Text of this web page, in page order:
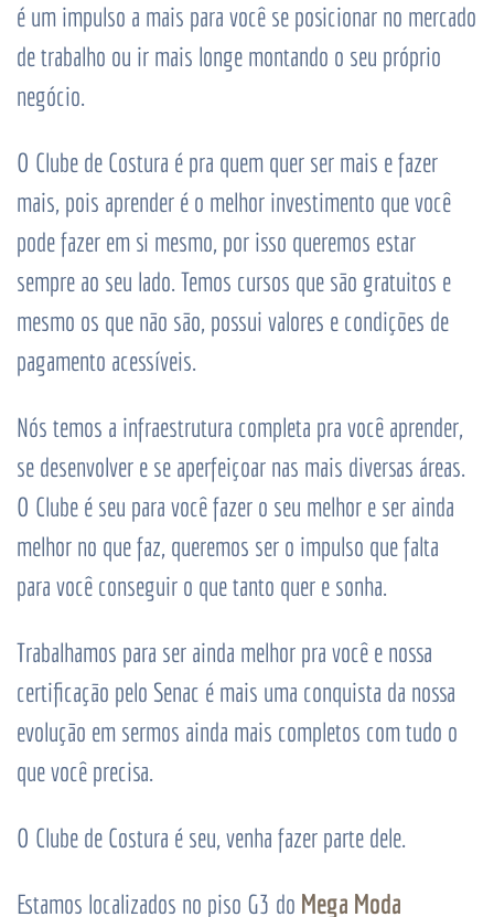
é um impulso a mais para você se posicionar no mercado
de trabalho ou ir mais longe montando o seu próprio
negócio.
O Clube de Costura é pra quem quer ser mais e fazer
mais, pois aprender é o melhor investimento que você
pode fazer em si mesmo, por isso queremos estar
sempre ao seu lado. Temos cursos que são gratuitos e
mesmo os que não são, possui valores e condições de
pagamento acessíveis.
Nós temos a infraestrutura completa pra você aprender,
se desenvolver e se aperfeiçoar nas mais diversas áreas.
O Clube é seu para você fazer o seu melhor e ser ainda
melhor no que faz, queremos ser o impulso que falta
para você conseguir o que tanto quer e sonha.
Trabalhamos para ser ainda melhor pra você e nossa
certificação pelo Senac é mais uma conquista da nossa
evolução em sermos ainda mais completos com tudo o
que você precisa.
O Clube de Costura é seu, venha fazer parte dele.
Estamos localizados no piso G3 do Mega Moda